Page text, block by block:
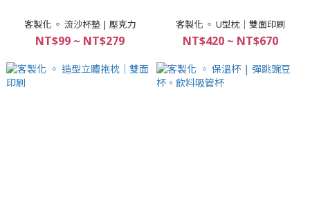
客製化 ◦ 流沙杯墊 | 壓克力
NT$99 ~ NT$279
客製化 ◦ U型枕｜雙面印刷
NT$420 ~ NT$670